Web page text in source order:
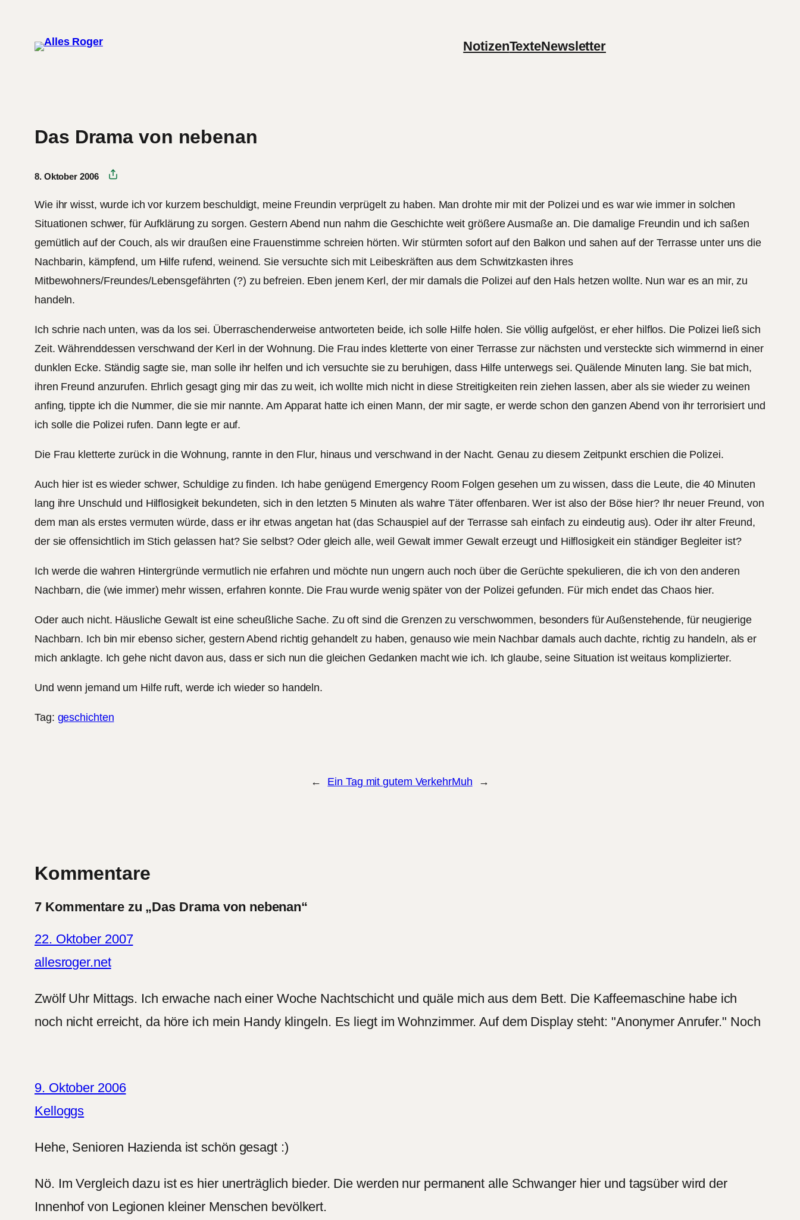
Inhalt
NotizenTexteNewsletter
Das Drama von nebenan
8. Oktober 2006
Wie ihr wisst, wurde ich vor kurzem beschuldigt, meine Freundin verprügelt zu haben. Man drohte mir mit der Polizei und es war wie immer in solchen
Situationen schwer, für Aufklärung zu sorgen. Gestern Abend nun nahm die Geschichte weit größere Ausmaße an. Die damalige Freundin und ich saßen
gemütlich auf der Couch, als wir draußen eine Frauenstimme schreien hörten. Wir stürmten sofort auf den Balkon und sahen auf der Terrasse unter uns die
Nachbarin, kämpfend, um Hilfe rufend, weinend. Sie versuchte sich mit Leibeskräften aus dem Schwitzkasten ihres
Mitbewohners/Freundes/Lebensgefährten (?) zu befreien. Eben jenem Kerl, der mir damals die Polizei auf den Hals hetzen wollte. Nun war es an mir, zu
handeln.
Ich schrie nach unten, was da los sei. Überraschenderweise antworteten beide, ich solle Hilfe holen. Sie völlig aufgelöst, er eher hilflos. Die Polizei ließ sich
Zeit. Währenddessen verschwand der Kerl in der Wohnung. Die Frau indes kletterte von einer Terrasse zur nächsten und versteckte sich wimmernd in einer
dunklen Ecke. Ständig sagte sie, man solle ihr helfen und ich versuchte sie zu beruhigen, dass Hilfe unterwegs sei. Quälende Minuten lang. Sie bat mich,
ihren Freund anzurufen. Ehrlich gesagt ging mir das zu weit, ich wollte mich nicht in diese Streitigkeiten rein ziehen lassen, aber als sie wieder zu weinen
anfing, tippte ich die Nummer, die sie mir nannte. Am Apparat hatte ich einen Mann, der mir sagte, er werde schon den ganzen Abend von ihr terrorisiert und
ich solle die Polizei rufen. Dann legte er auf.
Die Frau kletterte zurück in die Wohnung, rannte in den Flur, hinaus und verschwand in der Nacht. Genau zu diesem Zeitpunkt erschien die Polizei.
Auch hier ist es wieder schwer, Schuldige zu finden. Ich habe genügend Emergency Room Folgen gesehen um zu wissen, dass die Leute, die 40 Minuten
lang ihre Unschuld und Hilflosigkeit bekundeten, sich in den letzten 5 Minuten als wahre Täter offenbaren. Wer ist also der Böse hier? Ihr neuer Freund, von
dem man als erstes vermuten würde, dass er ihr etwas angetan hat (das Schauspiel auf der Terrasse sah einfach zu eindeutig aus). Oder ihr alter Freund,
der sie offensichtlich im Stich gelassen hat? Sie selbst? Oder gleich alle, weil Gewalt immer Gewalt erzeugt und Hilflosigkeit ein ständiger Begleiter ist?
Ich werde die wahren Hintergründe vermutlich nie erfahren und möchte nun ungern auch noch über die Gerüchte spekulieren, die ich von den anderen
Nachbarn, die (wie immer) mehr wissen, erfahren konnte. Die Frau wurde wenig später von der Polizei gefunden. Für mich endet das Chaos hier.
Oder auch nicht. Häusliche Gewalt ist eine scheußliche Sache. Zu oft sind die Grenzen zu verschwommen, besonders für Außenstehende, für neugierige
Nachbarn. Ich bin mir ebenso sicher, gestern Abend richtig gehandelt zu haben, genauso wie mein Nachbar damals auch dachte, richtig zu handeln, als er
mich anklagte. Ich gehe nicht davon aus, dass er sich nun die gleichen Gedanken macht wie ich. Ich glaube, seine Situation ist weitaus komplizierter.
Und wenn jemand um Hilfe ruft, werde ich wieder so handeln.
Tag: geschichten
← Ein Tag mit gutem VerkehrMuh →
Kommentare
7 Kommentare zu „Das Drama von nebenan“
22. Oktober 2007
allesroger.net
Zwölf Uhr Mittags. Ich erwache nach einer Woche Nachtschicht und quäle mich aus dem Bett. Die Kaffeemaschine habe ich
noch nicht erreicht, da höre ich mein Handy klingeln. Es liegt im Wohnzimmer. Auf dem Display steht: "Anonymer Anrufer." Noch
9. Oktober 2006
Kelloggs
Hehe, Senioren Hazienda ist schön gesagt :)
Nö. Im Vergleich dazu ist es hier unerträglich bieder. Die werden nur permanent alle Schwanger hier und tagsüber wird der
Innenhof von Legionen kleiner Menschen bevölkert.